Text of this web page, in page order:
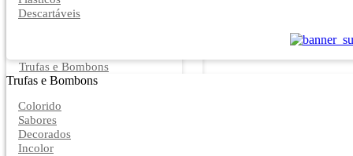
Descartáveis
Trufas e Bombons
Trufas e Bombons
Colorido
Sabores
Decorados
Incolor